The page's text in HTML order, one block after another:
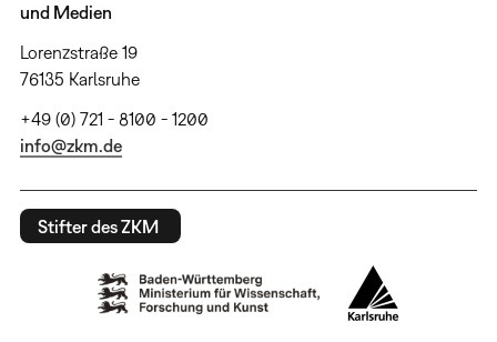
und Medien
Lorenzstraße 19
76135 Karlsruhe
+49 (0) 721 - 8100 - 1200
info@zkm.de
Stifter des ZKM